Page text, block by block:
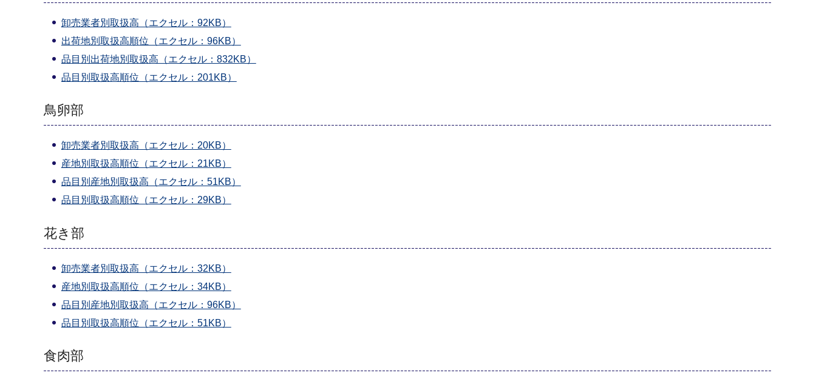
卸売業者別取扱高（エクセル：92KB）
出荷地別取扱高順位（エクセル：96KB）
品目別出荷地別取扱高（エクセル：832KB）
品目別取扱高順位（エクセル：201KB）
鳥卵部
卸売業者別取扱高（エクセル：20KB）
産地別取扱高順位（エクセル：21KB）
品目別産地別取扱高（エクセル：51KB）
品目別取扱高順位（エクセル：29KB）
花き部
卸売業者別取扱高（エクセル：32KB）
産地別取扱高順位（エクセル：34KB）
品目別産地別取扱高（エクセル：96KB）
品目別取扱高順位（エクセル：51KB）
食肉部